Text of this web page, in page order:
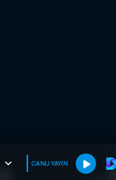
CANLI YAYIN
muhteşem ikili